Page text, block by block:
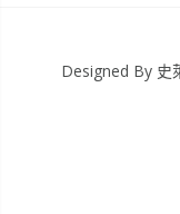
Designed By 史